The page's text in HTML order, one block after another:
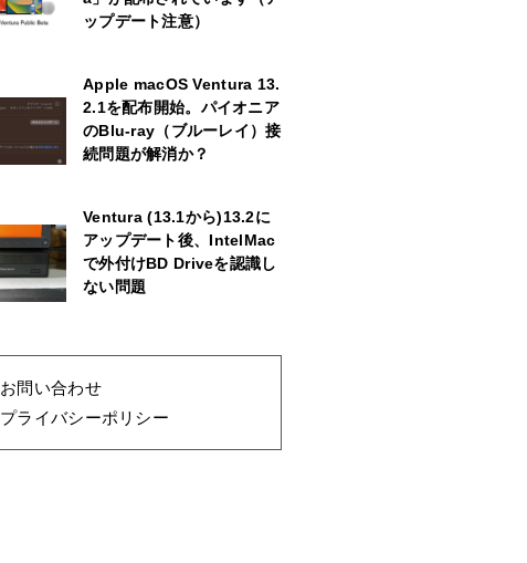
ップデート注意）
Apple macOS Ventura 13.
2.1を配布開始。パイオニア
のBlu-ray（ブルーレイ）接
続問題が解消か？
Ventura (13.1から)13.2に
アップデート後、IntelMac
で外付けBD Driveを認識し
ない問題
お問い合わせ
プライバシーポリシー